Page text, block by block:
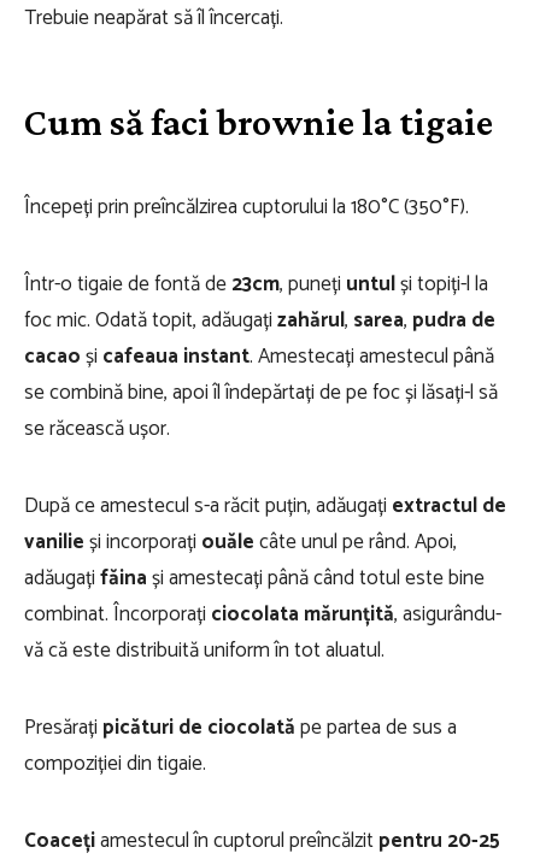
Trebuie neapărat să îl încercați.
Cum să faci brownie la tigaie
Începeți prin preîncălzirea cuptorului la 180°C (350°F).
Într-o tigaie de fontă de23cm, puneți untulși topiți-l la
foc mic. Odată topit, adăugațizahărul, sarea, pudra de
cacaoși cafeaua instant. Amestecați amestecul până
se combină bine, apoi îl îndepărtați de pe foc și lăsați-l să
se răcească ușor.
După ce amestecul s-a răcit puțin, adăugați extractul de
vanilieși incorporați ouălecâte unul pe rând. Apoi,
adăugațifăinași amestecați până când totul este bine
combinat. Încorporați ciocolata mărunțită, asigurându-
vă că este distribuită uniform în tot aluatul.
Presărați picături de ciocolatăpe partea de sus a
compoziției din tigaie.
Coacețiamestecul în cuptorul preîncălzitpentru 20-25